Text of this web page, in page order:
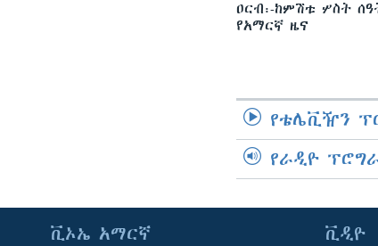
ዐርብ፡-ከምሽቱ ሦስት
የአማርኛ ዜና
የቴሌቪዥን
የራዲዮ
ቪኦኤ አማርኛ ቪዲዮ